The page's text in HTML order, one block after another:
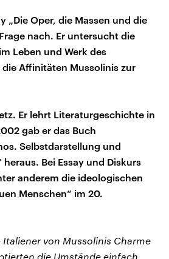
„Die Oper, die Massen und die
nach. Er untersucht die
Leben und Werk des
Affinitäten Mussolinis zur
Er lehrt Literaturgeschichte in
gab er das Buch
Selbstdarstellung und
Bei Essay und Diskurs
anderem die ideologischen
Menschen“ im 20.
Italiener von Mussolinis Charme
die Umstände einfach